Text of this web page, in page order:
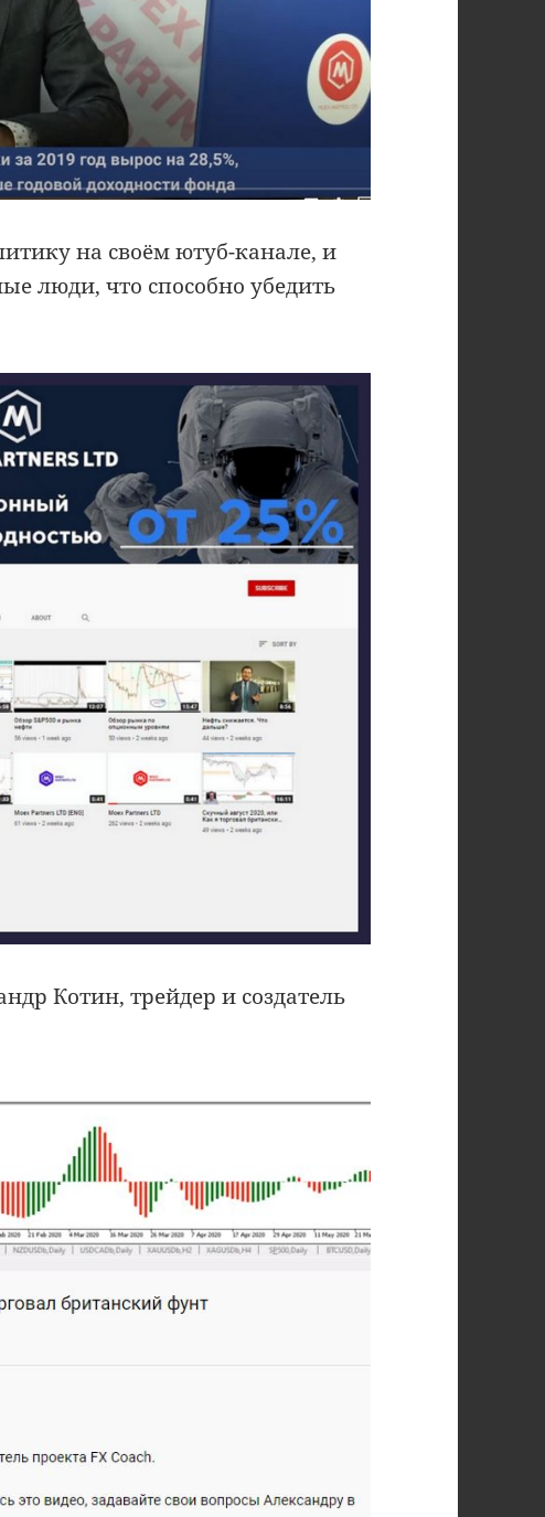
на своём ютуб-канале, и
люди, что способно убедить
Котин, трейдер и создатель